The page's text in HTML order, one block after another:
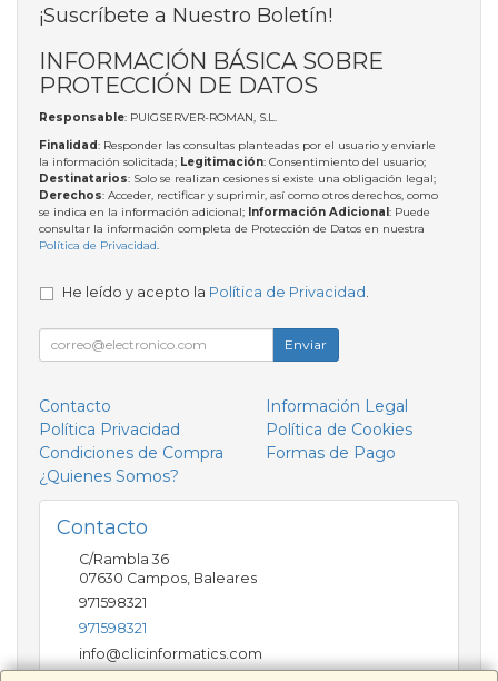
¡Suscríbete a Nuestro Boletín!
INFORMACIÓN BÁSICA SOBRE
PROTECCIÓN DE DATOS
Responsable: PUIGSERVER-ROMAN, S.L.
Finalidad: Responder las consultas planteadas por el usuario y enviarle
la información solicitada; Legitimación: Consentimiento del usuario;
Destinatarios: Solo se realizan cesiones si existe una obligación legal;
Derechos: Acceder, rectificar y suprimir, así como otros derechos, como
se indica en la información adicional; Información Adicional: Puede
consultar la información completa de Protección de Datos en nuestra
Política de Privacidad.
He leído y acepto la Política de Privacidad
Enviar
Contacto
Información Legal
Política Privacidad
Política de Cookies
Condiciones de Compra
Formas de Pago
¿Quienes Somos?
Contacto
C/Rambla 36
07630 Campos Baleares
971598321
971598321
info@clicinformatics.com